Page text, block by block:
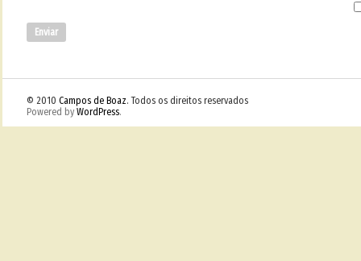
© 2010 Campos de Boaz. Todos os direitos reservados
Powered by WordPress.